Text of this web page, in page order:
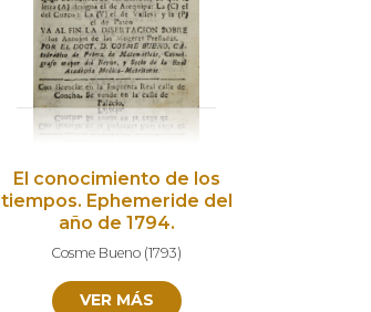
El conocimiento de los
tiempos. Ephemeride del
año de 1794.
Cosme Bueno (1793)
VER MÁS